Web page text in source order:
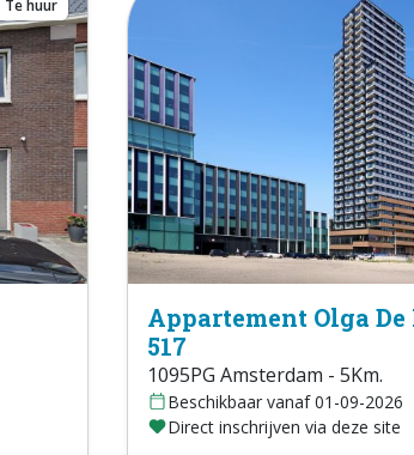
Te huur
Appartement Olga
517
1095PG Amsterdam - 5Km.
Beschikbaar vanaf 01-09-2026
Direct inschrijven via deze site